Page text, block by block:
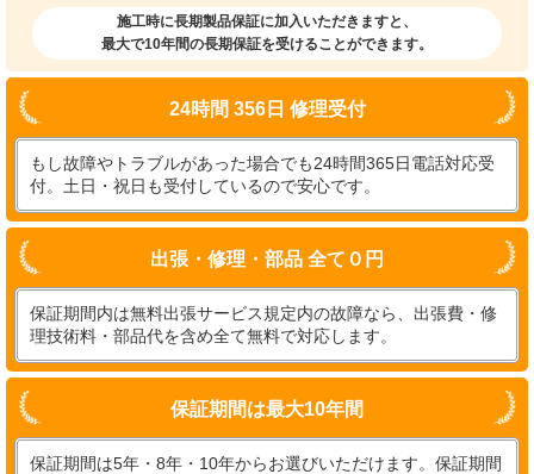
施工時に長期製品保証に加入いただきますと、
最大で10年間の長期保証を受けることができます。
24時間 356日 修理受付
もし故障やトラブルがあった場合でも24時間365日電話対応受
付。土日・祝日も受付しているので安心です。
出張・修理・部品 全て０円
保証期間内は無料出張サービス規定内の故障なら、出張費・修
理技術料・部品代を含め全て無料で対応します。
保証期間は最大10年間
保証期間は5年・8年・10年からお選びいただけます。保証期間